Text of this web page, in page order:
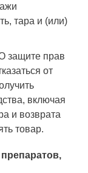
тара и (или)
защите прав
от
включая
и возврата
товар.